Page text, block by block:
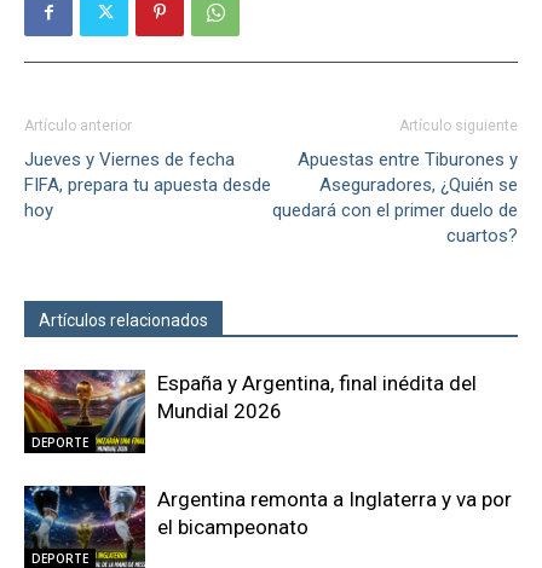
Artículo anterior
Jueves y Viernes de fecha
FIFA, prepara tu apuesta desde
hoy
Artículo siguiente
Apuestas entre Tiburones y
Aseguradores, ¿Quién se
quedará con el primer duelo de
cuartos?
Artículos relacionados
DEPORTE
España y Argentina, final inédita del
Mundial 2026
DEPORTE
Argentina remonta a Inglaterra y va por
el bicampeonato